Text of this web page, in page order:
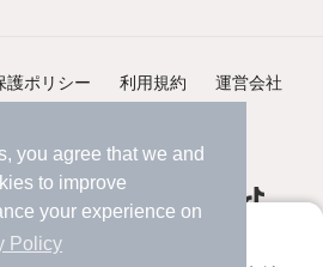
you agree that we and
to improve
your experience on
Policy
、サクサクお部屋探し
護ポリシー 利用規約 運営会社